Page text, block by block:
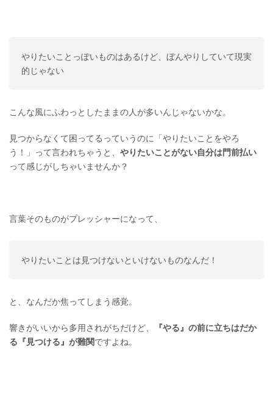
やりたいことっぽいものはあるけど、ぼんやりしていて現実
的じゃない
こんな風にふわっとしたままの人が多いんじゃないかな。
見つからなくて困ってるっていうのに「やりたいことをやろ
う！」って言われちゃうと、 やりたいことがない自分は門前払い
って感じがしちゃいませんか？
言葉そのものがプレッシャーになって、
やりたいことは見つけないといけないものなんだ！
と、なんだか焦ってしまう感覚。
響きがいいから多用されがちだけど、
『やる』の前に立ちはだか
る『見つける』が難関ですよね。